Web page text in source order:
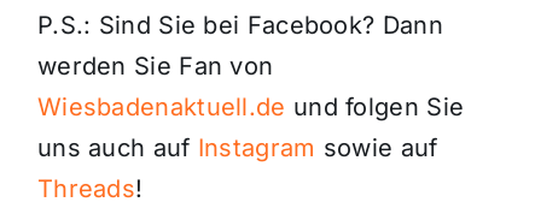
P.S.: Sind Sie bei Facebook? Dann
werden Sie Fan von
Wiesbadenaktuell.de und folgen Sie
uns auch auf Instagram sowie auf
Threads!